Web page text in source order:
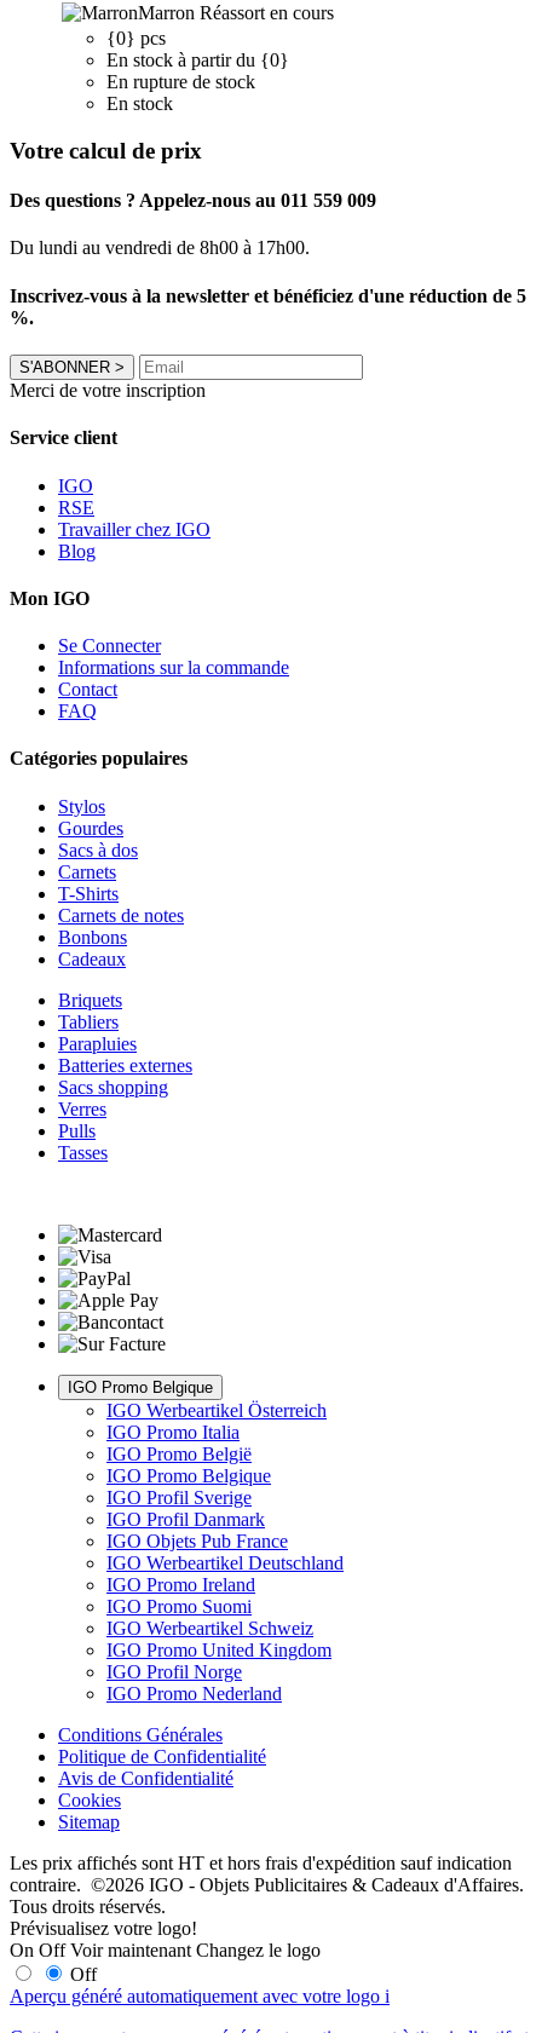
Marron Réassort en cours
{0} pcs
En stock à partir du {0}
En rupture de stock
En stock
Votre calcul de prix
Des questions ? Appelez-nous au 011 559 009
Du lundi au vendredi de 8h00 à 17h00.
Inscrivez-vous à la newsletter et bénéficiez d'une réduction de 5
%.
S'ABONNER >
Merci de votre inscription
Service client
IGO
RSE
Travailler chez IGO
Blog
Mon IGO
Se Connecter
Informations sur la commande
Contact
FAQ
Catégories populaires
Stylos
Gourdes
Sacs à dos
Carnets
T-Shirts
Carnets de notes
Bonbons
Cadeaux
Briquets
Tabliers
Parapluies
Batteries externes
Sacs shopping
Verres
Pulls
Tasses
IGO Promo Belgique
IGO Werbeartikel Österreich
IGO Promo Italia
IGO Promo België
IGO Promo Belgique
IGO Profil Sverige
IGO Profil Danmark
IGO Objets Pub France
IGO Werbeartikel Deutschland
IGO Promo Ireland
IGO Promo Suomi
IGO Werbeartikel Schweiz
IGO Promo United Kingdom
IGO Profil Norge
IGO Promo Nederland
Conditions Générales
Politique de Confidentialité
Avis de Confidentialité
Cookies
Sitemap
Les prix affichés sont HT et hors frais d'expédition sauf indication
contraire. ©2026 IGO - Objets Publicitaires & Cadeaux d'Affaires.
Tous droits réservés.
Prévisualisez votre logo!
On Off Voir maintenant Changez le logo
Off
Aperçu généré automatiquement avec votre logo i